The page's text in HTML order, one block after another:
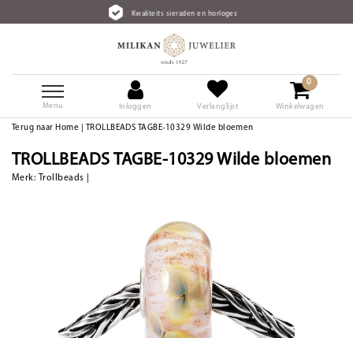
Kwaliteits sieraden en horloges
Menu Inloggen Verlanglijst
0
Winkelwagen
Terug naar Home TROLLBEADS TAGBE-10329 Wilde bloemen
TROLLBEADS TAGBE-10329 Wilde bloemen
Merk: Trollbeads